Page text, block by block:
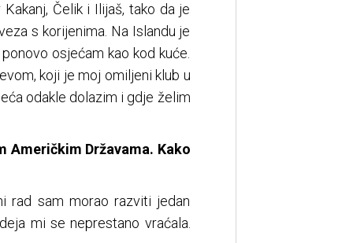
Čelik i Ilijaš, tako da je
s korijenima. Na Islandu je
osjećam kao kod kuće.
koji je moj omiljeni klub u
odakle dolazim i gdje želim
Američkim Državama. Kako
rad sam morao razviti jedan
mi se neprestano vraćala.